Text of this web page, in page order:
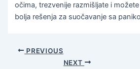
očima, trezvenije razmišljate i
bolja rešenja za suočavanje sa
PREVIOUS
NEXT